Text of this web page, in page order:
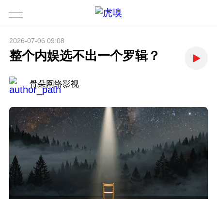
2026-07-06 09:08
整个内娱选不出一个罗辑？
骨朵网络影视